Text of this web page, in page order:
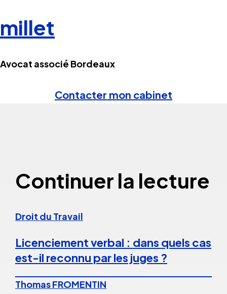
millet
Avocat associé Bordeaux
Contacter mon cabinet
Continuer la lecture
Droit du Travail
Licenciement verbal : dans quels cas
est-il reconnu par les juges ?
Thomas FROMENTIN